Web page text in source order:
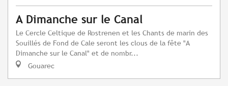
A Dimanche sur le Canal
Le Cercle Celtique de Rostrenen et les Chants de marin des
Souillés de Fond de Cale seront les clous de la fête "A
Dimanche sur le Canal" et de nombr...
Gouarec